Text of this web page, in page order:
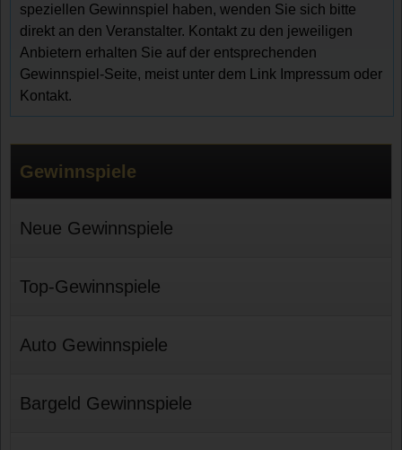
speziellen Gewinnspiel haben, wenden Sie sich bitte
direkt an den Veranstalter. Kontakt zu den jeweiligen
Anbietern erhalten Sie auf der entsprechenden
Gewinnspiel-Seite, meist unter dem Link Impressum oder
Kontakt.
Gewinnspiele
Neue Gewinnspiele
Top-Gewinnspiele
Auto Gewinnspiele
Bargeld Gewinnspiele